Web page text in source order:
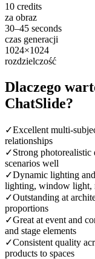
10 credits
za obraz
30–45 seconds
czas generacji
1024×1024
rozdzielczość
Dlaczego
ChatSlide?
✓Excellent multi-
relationships
✓Strong
scenarios well
✓Dynamic lighting
lighting, window light,
✓Outstanding at
proportions
✓Great at event and
and stage elements
✓Consistent quality
products to spaces